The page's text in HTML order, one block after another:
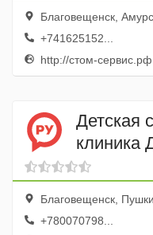
Благовещенск,
+741625152...
http://стом-сервис.рф
Детская
клиника
Благовещенск,
+780070798...